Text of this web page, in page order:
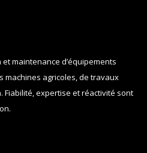
maintenance d’équipements
machines agricoles, de travaux
Fiabilité, expertise et réactivité sont